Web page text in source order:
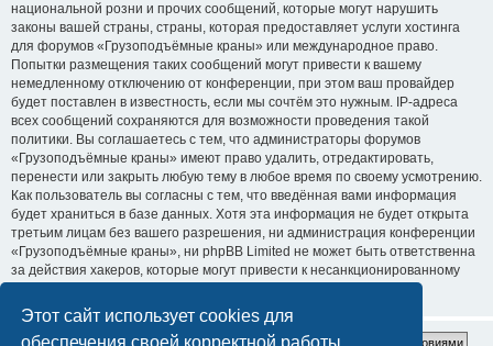
Этот сайт использует cookies для
обеспечения своей корректной работы.
национальной розни и прочих сообщений, которые могут нарушить
законы вашей страны, страны, которая предоставляет услуги хостинга
для форумов «Грузоподъёмные краны» или международное право.
Попытки размещения таких сообщений могут привести к вашему
немедленному отключению от конференции, при этом ваш провайдер
будет поставлен в известность, если мы сочтём это нужным. IP-адреса
всех сообщений сохраняются для возможности проведения такой
политики. Вы соглашаетесь с тем, что администраторы форумов
«Грузоподъёмные краны» имеют право удалить, отредактировать,
перенести или закрыть любую тему в любое время по своему усмотрению.
Как пользователь вы согласны с тем, что введённая вами информация
будет храниться в базе данных. Хотя эта информация не будет открыта
третьим лицам без вашего разрешения, ни администрация конференции
«Грузоподъёмные краны», ни phpBB Limited не может быть ответственна
за действия хакеров, которые могут привести к несанкционированному